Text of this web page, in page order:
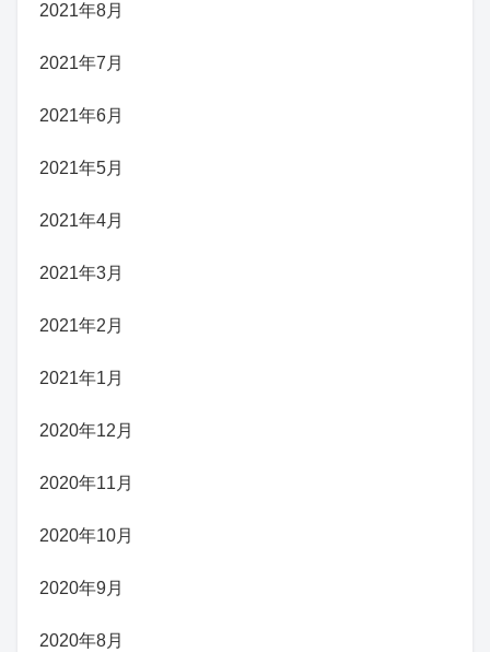
2021年8月
2021年7月
2021年6月
2021年5月
2021年4月
2021年3月
2021年2月
2021年1月
2020年12月
2020年11月
2020年10月
2020年9月
2020年8月